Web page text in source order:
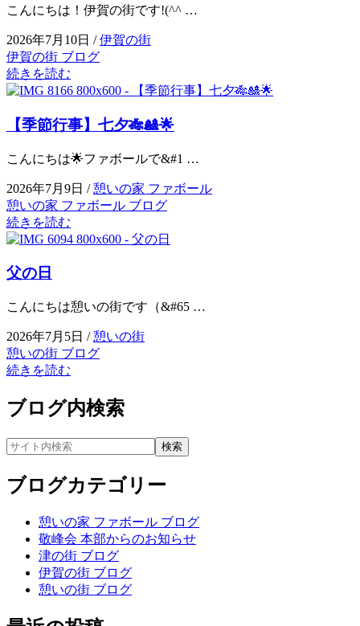
こんにちは！伊賀の街です!(^^ …
2026年7月10日 /伊賀の街
伊賀の街 ブログ
続きを読む
【季節行事】七夕🎋🎎🌟
こんにちは🌟ファボールで&#1 …
2026年7月9日 /憩いの家 ファボール
憩いの家 ファボール ブログ
続きを読む
父の日
こんにちは憩いの街です（&#65 …
2026年7月5日 /憩いの街
憩いの街 ブログ
続きを読む
ブログ内検索
ブログカテゴリー
憩いの家 ファボール ブログ
敬峰会 本部からのお知らせ
津の街 ブログ
伊賀の街 ブログ
憩いの街 ブログ